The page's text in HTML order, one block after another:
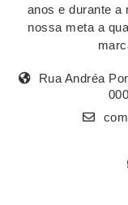
anos e durante a
nossa meta a
Rua Andréa